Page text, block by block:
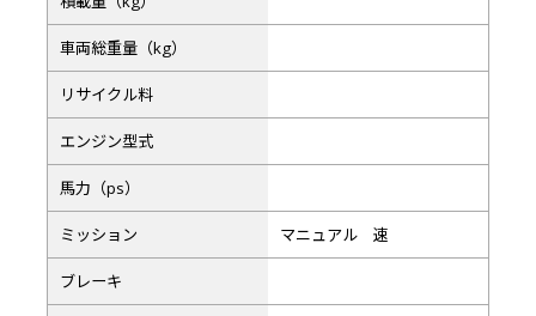
車両総重量（kg）
リサイクル料
エンジン型式
馬力（ps）
ミッション マニュアル 速
ブレーキ